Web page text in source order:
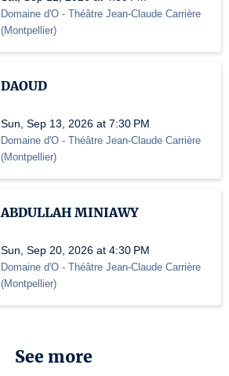
Domaine d'O - Théâtre Jean-Claude Carrière
(Montpellier)
DAOUD
Sun, Sep 13, 2026 at 7:30 PM
Domaine d'O - Théâtre Jean-Claude Carrière
(Montpellier)
ABDULLAH MINIAWY
Sun, Sep 20, 2026 at 4:30 PM
Domaine d'O - Théâtre Jean-Claude Carrière
(Montpellier)
See more